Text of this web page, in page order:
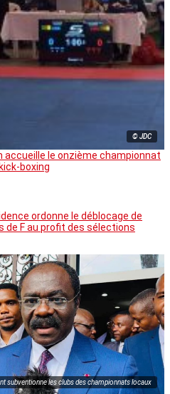
© JDC
accueille le onzième championnat
boxing
ordonne le déblocage de
de F au profit des sélections
subventionne les clubs des championnats locaux